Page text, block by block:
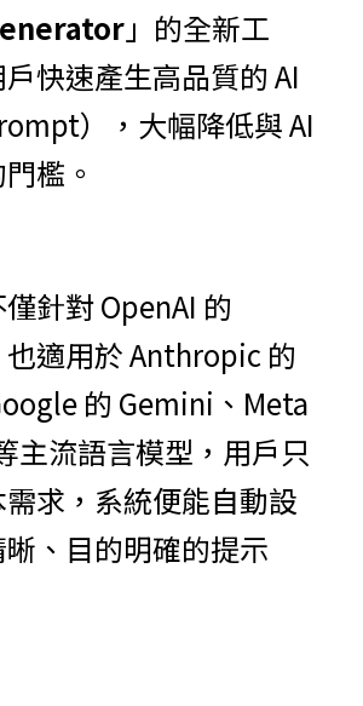
」的全新工
快速產生高品質的 AI
），大幅降低與 AI
檻。
針對 OpenAI 的
也適用於 Anthropic 的
的 Gemini、Meta
主流語言模型，用戶只
求，系統便能自動設
、目的明確的提示